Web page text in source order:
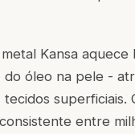
Kansa aquece
do óleo na pele -
superficiais.
entre